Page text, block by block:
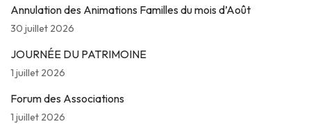
Annulation des Animations Familles du mois d’Août
30 juillet 2026
JOURNÉE DU PATRIMOINE
1 juillet 2026
Forum des Associations
1 juillet 2026